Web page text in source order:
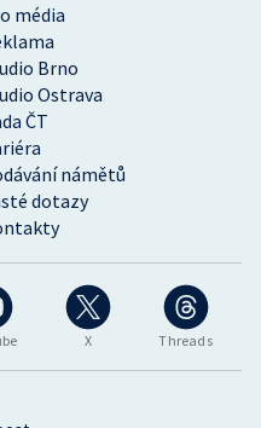
X Threads
média
Brno
Ostrava
ČT
námětů
dotazy